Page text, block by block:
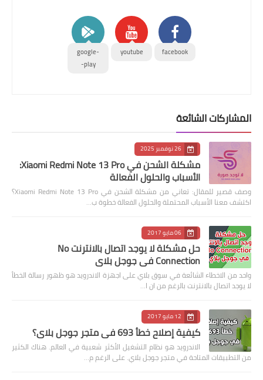
facebook
youtube
google-
play-
المشاركات الشائعة
26 نوفمبر 2025
مشكلة الشحن في Xiaomi Redmi Note 13 Pro:
الأسباب والحلول الفعالة
وصف قصير للمقال: تعاني من مشكلة الشحن في Xiaomi Redmi Note 13 Pro؟
اكتشف معنا الأسباب المحتملة والحلول الفعالة خطوة ب…
06 مايو 2017
حل مشكلة لا يوجد اتصال بالانترنت No
Connection في جوجل بلاي
واحد من الاخطاء الشائعة في سوق بلاي على اجهزة الاندرويد هو ظهور رسالة الخطأ
لا يوجد اتصال بالانترنت بالرغم من ان ا…
12 مايو 2017
كيفية إصلاح خطأ 693 في متجر جوجل بلاي؟
الاندرويد هو نظام التشغيل الأكثر شعبية في العالم. هناك الكثير
من التطبيقات المتاحة في متجر جوجل بلاي. على الرغم م…